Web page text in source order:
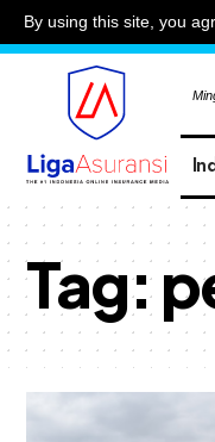
By using this site, you
Tag: